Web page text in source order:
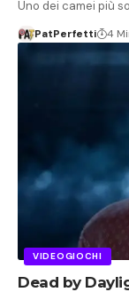
Uno dei camei più
PatPerfetti 4
VIDEOGIOCHI
Dead by